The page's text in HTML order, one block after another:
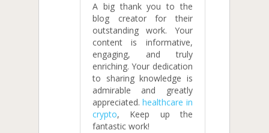
A big thank you to the
blog creator for their
outstanding work. Your
content is informative,
engaging, and truly
enriching. Your dedication
to sharing knowledge is
admirable and greatly
appreciated.healthcare in
crypto, Keep up the
fantastic work!